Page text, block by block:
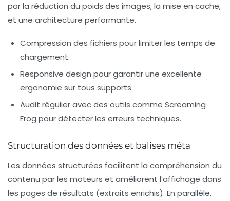
par la réduction du poids des images, la mise en cache,
et une architecture performante.
Compression des fichiers pour limiter les temps de
chargement.
Responsive design pour garantir une excellente
ergonomie sur tous supports.
Audit régulieravec des outils comme Screaming
Frog pour détecter les erreurs techniques.
Structuration des données et balises méta
Les données structurées facilitent la compréhension du
contenu par les moteurs et améliorent l’affichage dans
les pages de résultats (extraits enrichis). En parallèle,